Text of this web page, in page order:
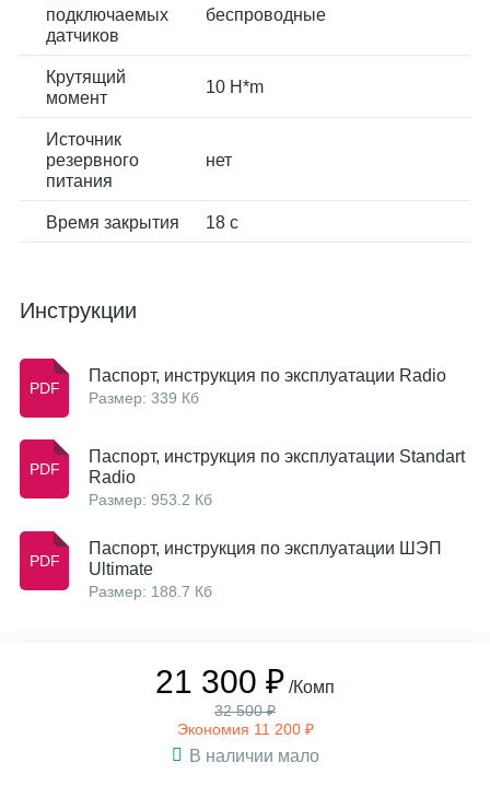
подключаемых
датчиков
беспроводные
Крутящий
момент
10 H*m
Источник
резервного
питания
нет
Время закрытия 18 с
Инструкции
Паспорт, инструкция по эксплуатации Radio
Размер: 339 Кб
Паспорт, инструкция по эксплуатации Standart
Radio
Размер: 953.2 Кб
Паспорт, инструкция по эксплуатации ШЭП
Ultimate
Размер: 188.7 Кб
21 300 ₽ /Комп
32 500 ₽
Экономия 11 200 ₽
В наличии мало